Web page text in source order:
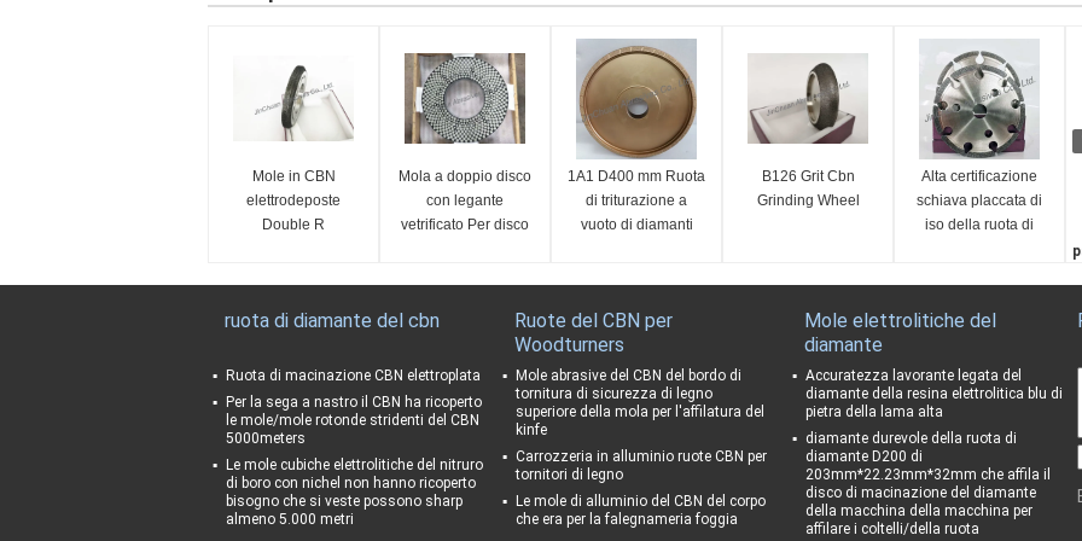
Mole in CBN
elettrodeposte
Double R
Mola a doppio disco
con legante
vetrificato Per disco
1A1 D400 mm Ruota
di triturazione a
vuoto di diamanti
B126 Grit Cbn
Grinding Wheel
Alta certificazione
schiava placcata di
iso della ruota di
ruota di diamante del cbn
Ruota di macinazione CBN elettroplata
Per la sega a nastro il CBN ha ricoperto
le mole/mole rotonde stridenti del CBN
5000meters
Le mole cubiche elettrolitiche del nitruro
di boro con nichel non hanno ricoperto
bisogno che si veste possono sharp
almeno 5.000 metri
Ruote del CBN per
Woodturners
Mole abrasive del CBN del bordo di
tornitura di sicurezza di legno
superiore della mola per l'affilatura del
kinfe
Carrozzeria in alluminio ruote CBN per
tornitori di legno
Le mole di alluminio del CBN del corpo
che era per la falegnameria foggia
Mole elettrolitiche del
diamante
Accuratezza lavorante legata del
diamante della resina elettrolitica blu di
pietra della lama alta
diamante durevole della ruota di
diamante D200 di
203mm*22.23mm*32mm che affila il
disco di macinazione del diamante
della macchina della macchina per
affilare i coltelli/della ruota